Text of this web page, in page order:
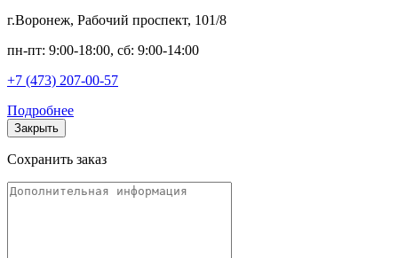
г.Воронеж, Рабочий проспект, 101/8
пн-пт: 9:00-18:00, сб: 9:00-14:00
+7 (473) 207-00-57
Подробнее
Закрыть
Сохранить заказ